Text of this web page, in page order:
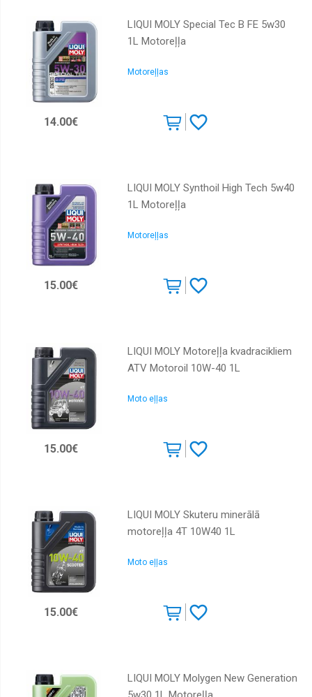
LIQUI MOLY Special Tec B FE 5w30
1L Motoreļļa
Motoreļļas
14.00€
LIQUI MOLY Synthoil High Tech 5w40
1L Motoreļļa
Motoreļļas
15.00€
LIQUI MOLY Motoreļļa kvadracikliem
ATV Motoroil 10W-40 1L
Moto eļļas
15.00€
LIQUI MOLY Skuteru minerālā
motoreļļa 4T 10W40 1L
Moto eļļas
15.00€
LIQUI MOLY Molygen New Generation